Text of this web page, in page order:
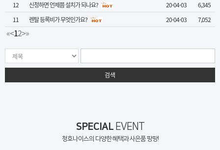
12
신청하면 언제쯤 설치가 되나요? 20-04-03
6,345
11
렌탈 등록비가 무엇인가요? 20-04-03 7,052
«<12>»
검색
SPECIALEVENT
청호나이스의 다양한 혜택과 사은품 팡팡!